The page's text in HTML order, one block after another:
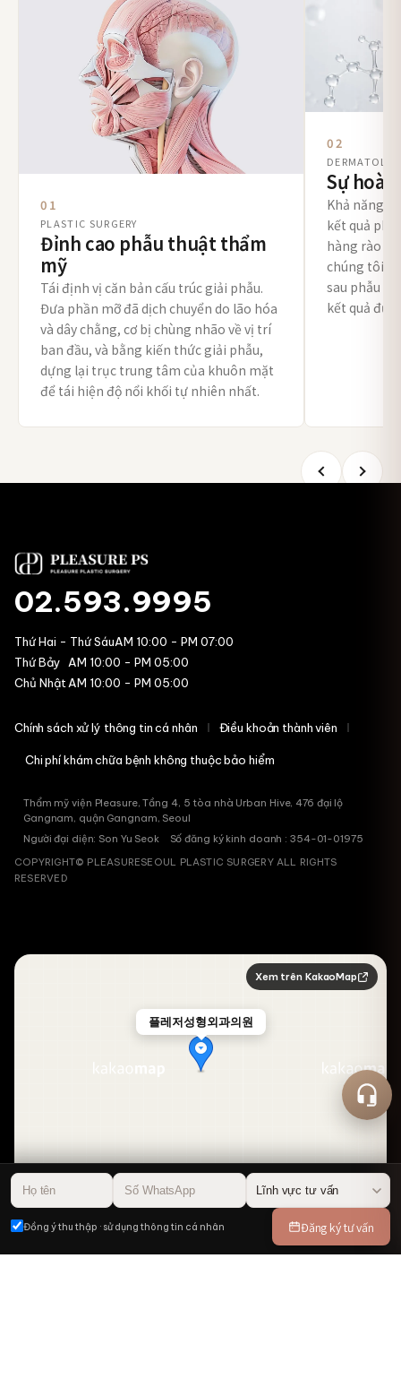
01
PLASTIC SURGERY
Đỉnh cao phẫu thuật thẩm
mỹ
Tái định vị căn bản cấu trúc giải phẫu.
Đưa phần mỡ đã dịch chuyển do lão hóa
và dây chằng, cơ bị chùng nhão về vị trí
ban đầu, và bằng kiến thức giải phẫu,
dựng lại trục trung tâm của khuôn mặt
để tái hiện độ nổi khối tự nhiên nhất.
02
Sự
Khả năng
kết quả
hàng rào
chúng tôi
sau phẫu
kết quả
02.593.9995
Thứ Hai - Thứ SáuAM 10:00 - PM 07:00
Thứ Bảy AM 10:00 - PM 05:00
Chủ NhậtAM 10:00 - PM 05:00
Chính sách xử lý thông tin cá nhân Điều khoản thành viên
Chi phí khám chữa bệnh không thuộc bảo hiểm
Thẩm mỹ viện Pleasure, Tầng 4, 5 tòa nhà Urban Hive, 476 đại lộ
Gangnam, quận Gangnam, Seoul
Người đại diện: Son Yu Seok Số đăng ký kinh doanh : 354-01-01975
COPYRIGHT© PLEASURESEOUL PLASTIC SURGERY ALL RIGHTS
RESERVED
플레저성형외과의원
50m
Xem trên KakaoMap
Đồng ý thu thập · sử dụng thông tin cá nhân Đăng ký tư vấn